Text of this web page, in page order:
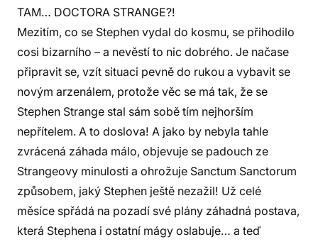
TAM… DOCTORA STRANGE?!
Mezitím, co se Stephen vydal do kosmu, se přihodilo
cosi bizarního – a nevěstí to nic dobrého. Je načase
připravit se, vzít situaci pevně do rukou a vybavit se
novým arzenálem, protože věc se má tak, že se
Stephen Strange stal sám sobě tím nejhorším
nepřítelem. A to doslova! A jako by nebyla tahle
zvrácená záhada málo, objevuje se padouch ze
Strangeovy minulosti a ohrožuje Sanctum Sanctorum
způsobem, jaký Stephen ještě nezažil! Už celé
měsíce spřádá na pozadí své plány záhadná postava,
která Stephena i ostatní mágy oslabuje… a teď